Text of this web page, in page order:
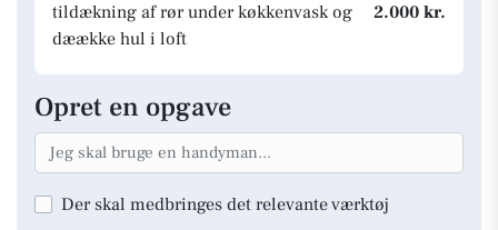
tildækning af rør under køkkenvask og
dæække hul i loft
2.000 kr.
Opret en opgave
Der skal medbringes det relevante værktøj